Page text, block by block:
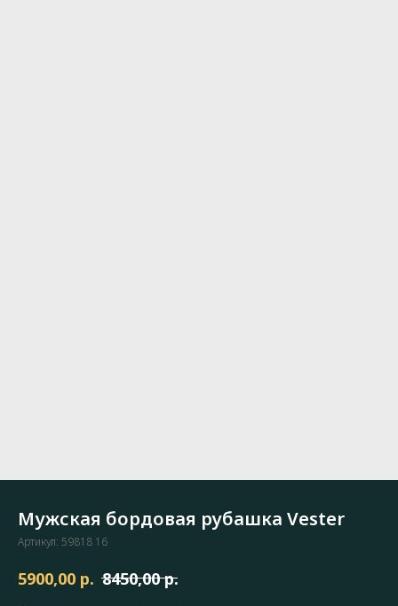
Мужская бордовая рубашка Vester
Артикул: 59818 16
5900,00 р. 8450,00 р.